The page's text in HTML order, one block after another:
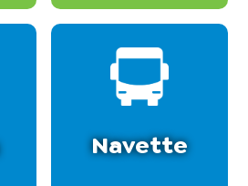
Navette